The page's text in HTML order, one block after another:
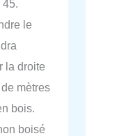
le
la droite
mètres
bois.
boisé